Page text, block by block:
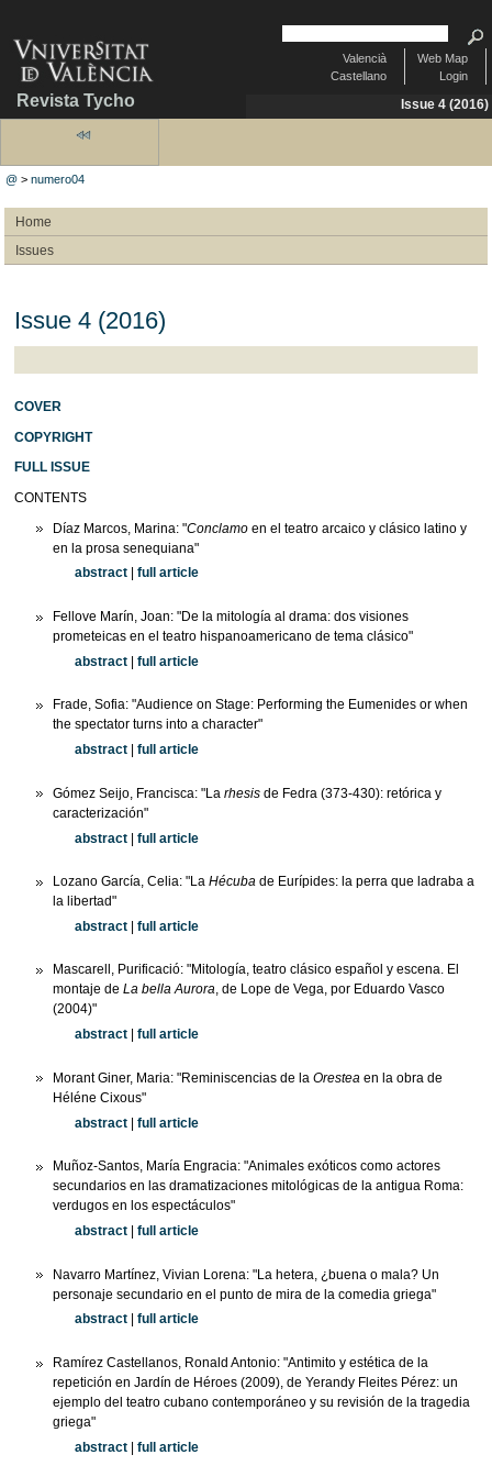
Revista Tycho
Web Map
Login
Valencià
Castellano
Issue 4 (2016)
@ >numero04
Home
Issues
Issue 4 (2016)
COVER
COPYRIGHT
FULL ISSUE
CONTENTS
Díaz Marcos, Marina: "Conclamoen el teatro arcaico y clásico latino y
en la prosa senequiana"
abstract| full article
Fellove Marín, Joan: "De la mitología al drama: dos visiones
prometeicas en el teatro hispanoamericano de tema clásico"
abstract| full article
Frade, Sofia: "Audience on Stage: Performing the Eumenides or when
the spectator turns into a character"
abstract| full article
Gómez Seijo, Francisca: "La rhesisde Fedra (373-430): retórica y
caracterización"
abstract| full article
Lozano García, Celia: "La Hécubade Eurípides: la perra que ladraba a
la libertad"
abstract| full article
Mascarell, Purificació: "Mitología, teatro clásico español y escena. El
montaje de La bella Aurora, de Lope de Vega, por Eduardo Vasco
(2004)"
abstract| full article
Morant Giner, Maria: "Reminiscencias de la Oresteaen la obra de
Héléne Cixous"
abstract| full article
Muñoz-Santos, María Engracia: "Animales exóticos como actores
secundarios en las dramatizaciones mitológicas de la antigua Roma:
verdugos en los espectáculos"
abstract| full article
Navarro Martínez, Vivian Lorena: "La hetera, ¿buena o mala? Un
personaje secundario en el punto de mira de la comedia griega"
abstract| full article
Ramírez Castellanos, Ronald Antonio: "Antimito y estética de la
repetición en Jardín de Héroes (2009), de Yerandy Fleites Pérez: un
ejemplo del teatro cubano contemporáneo y su revisión de la tragedia
griega"
abstract| full article